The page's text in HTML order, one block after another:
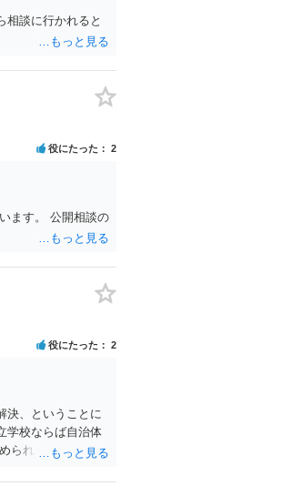
相談に行かれると
役にたった 2
ます。 公開相談の
役にたった 2
決、ということに
学校ならば自治体
られるかどうかが